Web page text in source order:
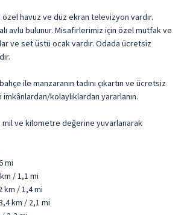
havuz ve düz ekran televizyon vardır.
avlu bulunur. Misafirlerimiz için özel mutfak ve
ve set üstü ocak vardır. Odada ücretsiz
ile manzaranın tadını çıkartın ve ücretsiz
kolaylıklardan yararlanın.
mil ve kilometre değerine yuvarlanarak
mi
/ 1,1 mi
km / 1,4 mi
km / 2,1 mi